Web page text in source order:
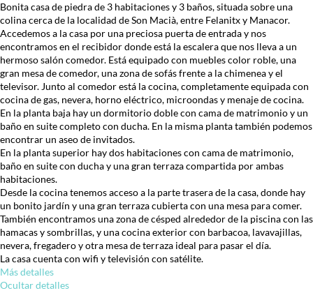
Bonita casa de piedra de 3 habitaciones y 3 baños, situada sobre una
colina cerca de la localidad de Son Macià, entre Felanitx y Manacor.
Accedemos a la casa por una preciosa puerta de entrada y nos
encontramos en el recibidor donde está la escalera que nos lleva a un
hermoso salón comedor. Está equipado con muebles color roble, una
gran mesa de comedor, una zona de sofás frente a la chimenea y el
televisor. Junto al comedor está la cocina, completamente equipada con
cocina de gas, nevera, horno eléctrico, microondas y menaje de cocina.
En la planta baja hay un dormitorio doble con cama de matrimonio y un
baño en suite completo con ducha. En la misma planta también podemos
encontrar un aseo de invitados.
En la planta superior hay dos habitaciones con cama de matrimonio,
baño en suite con ducha y una gran terraza compartida por ambas
habitaciones.
Desde la cocina tenemos acceso a la parte trasera de la casa, donde hay
un bonito jardín y una gran terraza cubierta con una mesa para comer.
También encontramos una zona de césped alrededor de la piscina con las
hamacas y sombrillas, y una cocina exterior con barbacoa, lavavajillas,
nevera, fregadero y otra mesa de terraza ideal para pasar el día.
La casa cuenta con wifi y televisión con satélite.
Más detalles
Ocultar detalles